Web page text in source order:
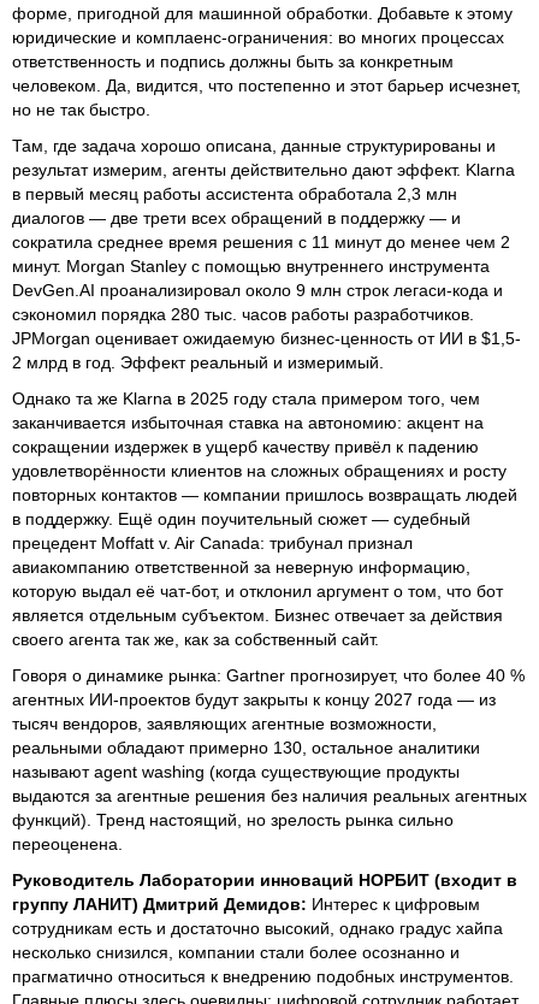
форме, пригодной для машинной обработки. Добавьте к этому
юридические и комплаенс-ограничения: во многих процессах
ответственность и подпись должны быть за конкретным
человеком. Да, видится, что постепенно и этот барьер исчезнет,
но не так быстро.
Там, где задача хорошо описана, данные структурированы и
результат измерим, агенты действительно дают эффект. Klarna
в первый месяц работы ассистента обработала 2,3 млн
диалогов — две трети всех обращений в поддержку — и
сократила среднее время решения с 11 минут до менее чем 2
минут. Morgan Stanley с помощью внутреннего инструмента
DevGen.AI проанализировал около 9 млн строк легаси-кода и
сэкономил порядка 280 тыс. часов работы разработчиков.
JPMorgan оценивает ожидаемую бизнес-ценность от ИИ в $1,5-
2 млрд в год. Эффект реальный и измеримый.
Однако та же Klarna в 2025 году стала примером того, чем
заканчивается избыточная ставка на автономию: акцент на
сокращении издержек в ущерб качеству привёл к падению
удовлетворённости клиентов на сложных обращениях и росту
повторных контактов — компании пришлось возвращать людей
в поддержку. Ещё один поучительный сюжет — судебный
прецедент Moffatt v. Air Canada: трибунал признал
авиакомпанию ответственной за неверную информацию,
которую выдал её чат-бот, и отклонил аргумент о том, что бот
является отдельным субъектом. Бизнес отвечает за действия
своего агента так же, как за собственный сайт.
Говоря о динамике рынка: Gartner прогнозирует, что более 40 %
агентных ИИ-проектов будут закрыты к концу 2027 года — из
тысяч вендоров, заявляющих агентные возможности,
реальными обладают примерно 130, остальное аналитики
называют agent washing (когда существующие продукты
выдаются за агентные решения без наличия реальных агентных
функций). Тренд настоящий, но зрелость рынка сильно
переоценена.
Руководитель Лаборатории инноваций НОРБИТ (входит в
группу ЛАНИТ) Дмитрий Демидов: Интерес к цифровым
сотрудникам есть и достаточно высокий, однако градус хайпа
несколько снизился, компании стали более осознанно и
прагматично относиться к внедрению подобных инструментов.